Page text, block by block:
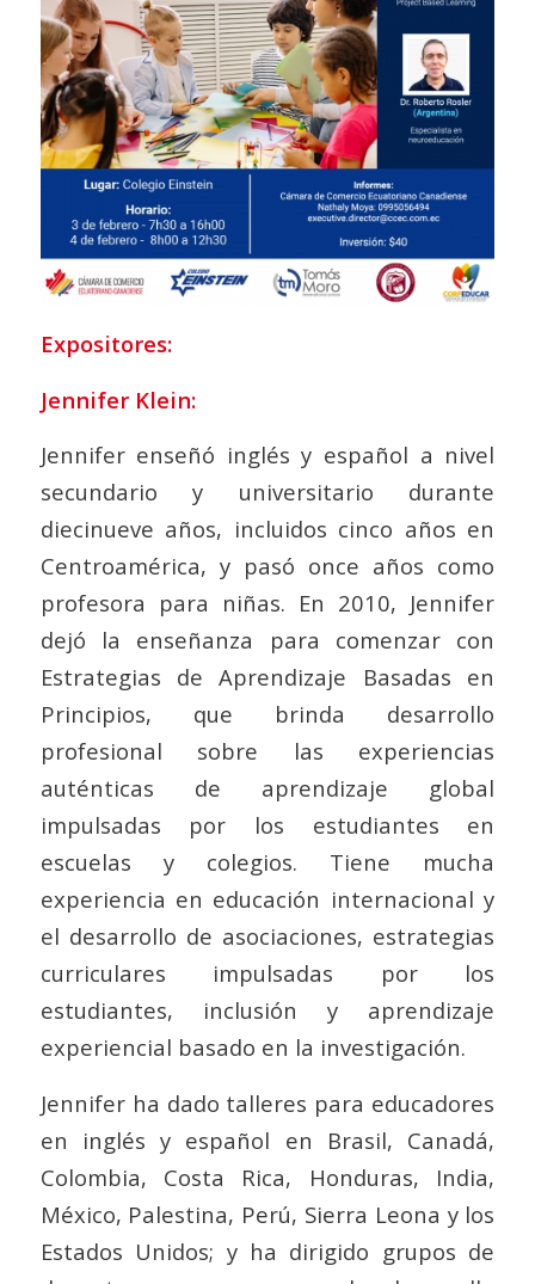
Expositores:
Jennifer Klein:
Jennifer enseñó inglés y español a nivel
secundario y universitario durante
diecinueve años, incluidos cinco años en
Centroamérica, y pasó once años como
profesora para niñas. En 2010, Jennifer
dejó la enseñanza para comenzar con
Estrategias de Aprendizaje Basadas en
Principios, que brinda desarrollo
profesional sobre las experiencias
auténticas de aprendizaje global
impulsadas por los estudiantes en
escuelas y colegios. Tiene mucha
experiencia en educación internacional y
el desarrollo de asociaciones, estrategias
curriculares impulsadas por los
estudiantes, inclusión y aprendizaje
experiencial basado en la investigación.
Jennifer ha dado talleres para educadores
en inglés y español en Brasil, Canadá,
Colombia, Costa Rica, Honduras, India,
México, Palestina, Perú, Sierra Leona y los
Estados Unidos; y ha dirigido grupos de